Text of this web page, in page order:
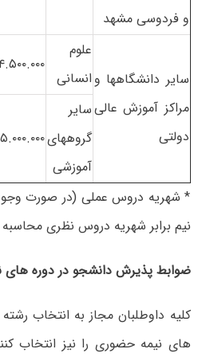
و فردوسی مشهد
سایر دانشگاهها و
مراکز آموزش عالی
دولتی
علوم
انسانی
سایر
گروههای
آموزشی
۵.۰۰۰.۰۰۰
* شهریه دروس عملی (در صورت
نیم برابر شهریه دروس نظری
ضوابط پذیرش دانشجو در دوره
کلیه داوطلبان مجاز به انتخاب
های نیمه حضوری را نیز انتخاب